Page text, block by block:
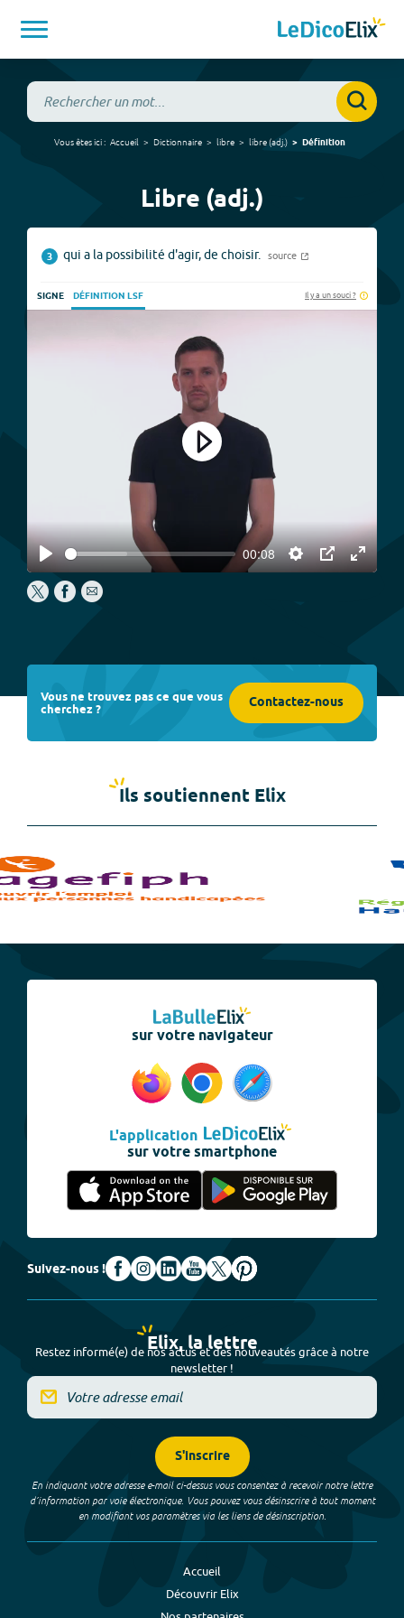
Vous êtes ici : Accueil Dictionnaire libre libre(adj.) Définition
Libre (adj.)
3 qui a la possibilité d'agir, de choisir. source
SIGNE DÉFINITION LSF Il y a un souci ?
Play
00:08
Settings
PIP
Enter
Play
Vous ne trouvez pas ce que vous
cherchez ? Contactez-nous
Ils soutiennent Elix
sur votre navigateur
L'application
sur votre smartphone
Suivez-nous !
Elix, la lettre
Restez informé(e) de nos actus et des nouveautés grâce à notre
newsletter !
S'inscrire
En indiquant votre adresse e-mail ci-dessus vous consentez à recevoir notre lettre
d’information par voie électronique. Vous pouvez vous désinscrire à tout moment
en modifiant vos paramètres via les liens de désinscription.
Accueil
Découvrir Elix